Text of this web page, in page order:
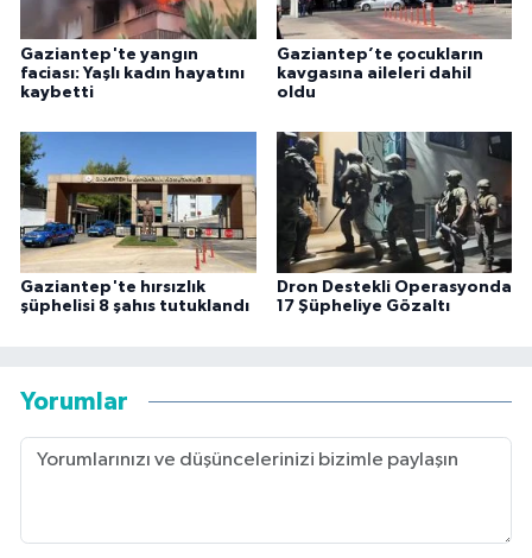
Gaziantep'te yangın
faciası: Yaşlı kadın hayatını
kaybetti
Gaziantep’te çocukların
kavgasına aileleri dahil
oldu
Gaziantep'te hırsızlık
şüphelisi 8 şahıs tutuklandı
Dron Destekli Operasyonda
17 Şüpheliye Gözaltı
Yorumlar